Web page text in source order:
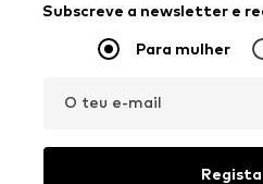
Subscreve a newsletter e
Para mulher
O teu e-mail